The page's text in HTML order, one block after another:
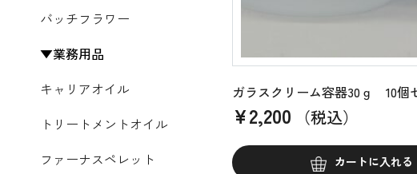
ガラスクリーム容器30ｇ 10個
¥2,200 （税込）
カートに入れる
バッチフラワー
業務用品
キャリアオイル
トリートメントオイル
ファーナスペレット